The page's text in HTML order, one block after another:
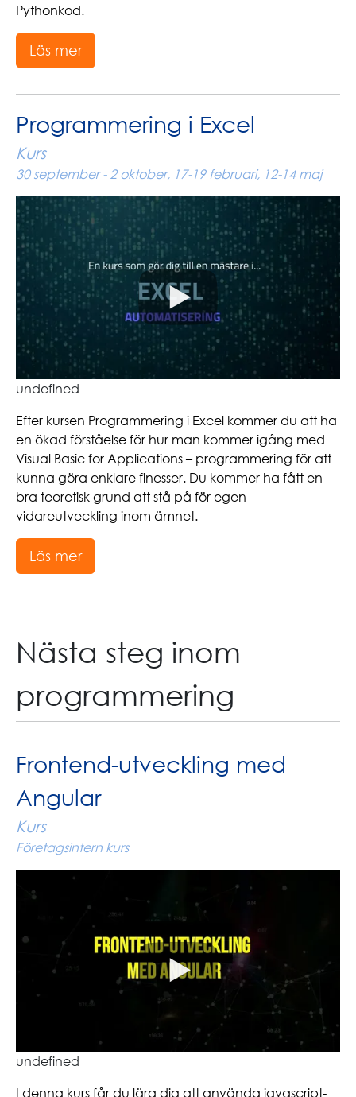
Pythonkod.
Läs mer
Programmering i Excel
Kurs
30 september - 2 oktober, 17-19 februari, 12-14 maj
undefined
Efter kursen Programmering i Excel kommer du att ha
en ökad förståelse för hur man kommer igång med
Visual Basic for Applications – programmering för att
kunna göra enklare finesser. Du kommer ha fått en
bra teoretisk grund att stå på för egen
vidareutveckling inom ämnet.
Läs mer
Nästa steg inom
programmering
Frontend-utveckling med
Angular
Kurs
Företagsintern kurs
undefined
I denna kurs får du lära dig att använda javascript-